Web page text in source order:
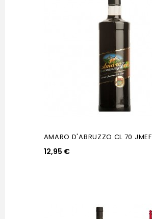
AMARO D'ABRUZZO CL 70 JMEF
12,95 €